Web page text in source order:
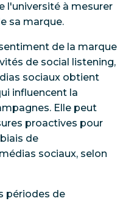
l'université à mesurer
sa marque.
de la marque
de social listening,
sociaux obtient
influencent la
Elle peut
proactives pour
de
sociaux, selon
périodes de